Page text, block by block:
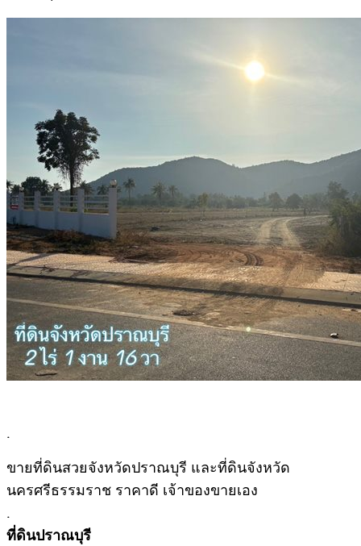
.
ขายที่ดินสวยจังหวัดปราณบุรี และที่ดินจังหวัด
นครศรีธรรมราช ราคาดี เจ้าของขายเอง
.
ที่ดินปราณบุรี